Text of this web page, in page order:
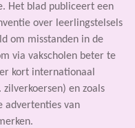
Het blad publiceert een
over leerlingstelsels
om misstanden in de
via vakscholen beter te
kort internationaal
en zoals
advertenties van